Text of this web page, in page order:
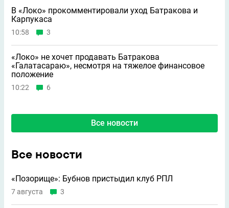
В «Локо» прокомментировали уход Батракова и
Карпукаса
10:58 3
«Локо» не хочет продавать Батракова
«Галатасараю», несмотря на тяжелое финансовое
положение
10:22 6
Все новости
Все новости
«Позорище»: Бубнов пристыдил клуб РПЛ
7 августа 3